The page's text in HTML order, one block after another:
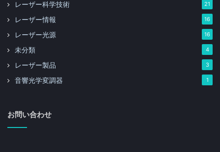
レーザー科学技術 21
レーザー情報 16
レーザー光源 16
未分類 4
レーザー製品 3
音響光学変調器 1
お問い合わせ